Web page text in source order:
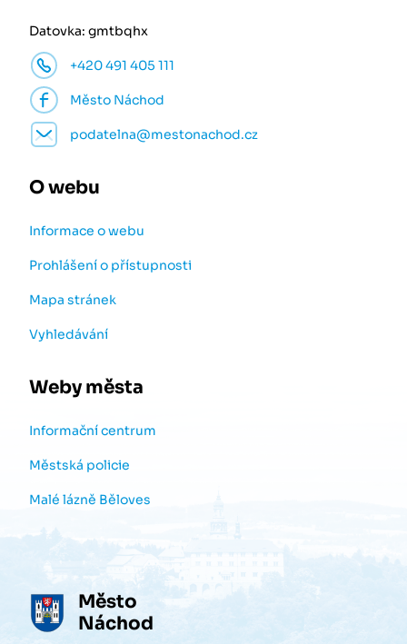
Datovka: gmtbqhx
+420 491 405 111
Město Náchod
podatelna@mestonachod.cz
O webu
Informace o webu
Prohlášení o přístupnosti
Mapa stránek
Vyhledávání
Weby města
Informační centrum
Městská policie
Malé lázně Běloves
Město
Náchod